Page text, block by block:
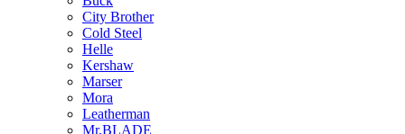
City Brother
Cold Steel
Helle
Kershaw
Marser
Mora
Leatherman
Mr.BLADE